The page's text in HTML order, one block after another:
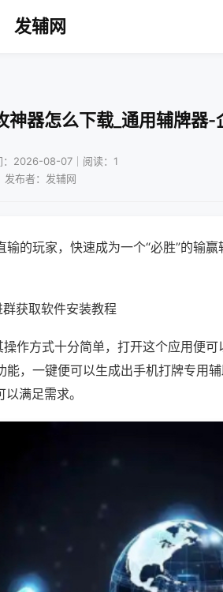
发辅网
神器怎么下载_通用辅牌器-
：2026-08-07｜阅读：1
发布者：发辅网
的玩家，快速成为一个“必胜”的输赢
获取软件安装教程
作方式十分简单，打开这个应用便
，一键便可以生成出手机打牌专用
满足需求。